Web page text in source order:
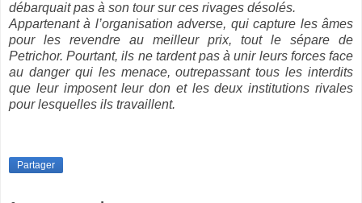
débarquait pas à son tour sur ces rivages désolés.
Appartenant à l’organisation adverse, qui capture les âmes
pour les revendre au meilleur prix, tout le sépare de
Petrichor. Pourtant, ils ne tardent pas à unir leurs forces face
au danger qui les menace, outrepassant tous les interdits
que leur imposent leur don et les deux institutions rivales
pour lesquelles ils travaillent.
Partager